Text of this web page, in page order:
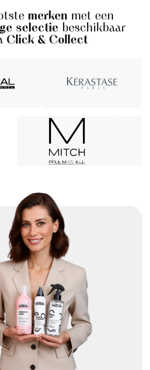
merken met een
selectie beschikbaar
Click & Collect